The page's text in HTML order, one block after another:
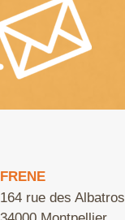
FRENE
164 rue des Albatros